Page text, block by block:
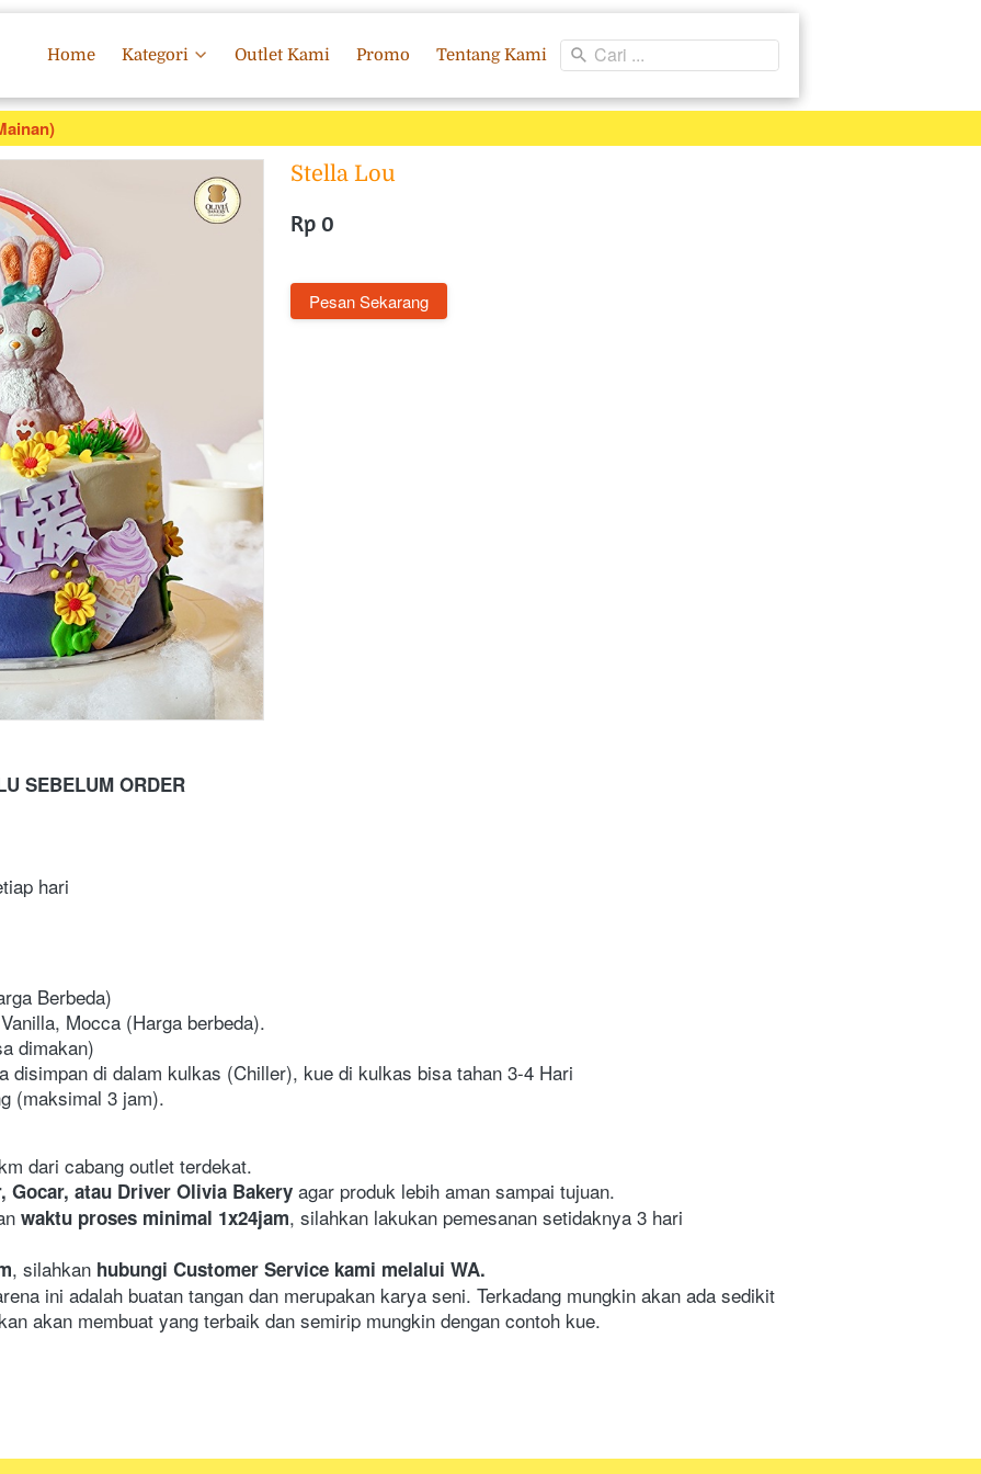
Home Kategori Outlet Kami Promo Tentang Kami Cari ...
Stella Lou
Rp 0
`Pesan Sekarang
SEBELUM ORDER
hari
Berbeda)
Mocca (Harga berbeda).
dimakan)
disimpan di dalam kulkas (Chiller), kue di kulkas bisa tahan 3-4 Hari
(maksimal 3 jam).
dari cabang outlet terdekat.
Gocar, atau Driver Olivia Bakery agar produk lebih aman sampai tujuan.
waktu proses minimal 1x24jam, silahkan lakukan pemesanan setidaknya 3 hari
, silahkan hubungi Customer Service kami melalui WA.
ini adalah buatan tangan dan merupakan karya seni. Terkadang mungkin akan ada sedikit
akan membuat yang terbaik dan semirip mungkin dengan contoh kue.